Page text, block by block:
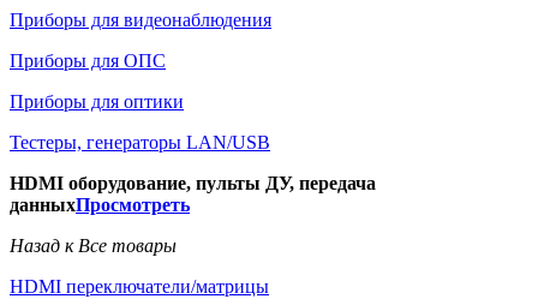
Приборы для видеонаблюдения
Приборы для ОПС
Приборы для оптики
Тестеры, генераторы LAN/USB
HDMI оборудование, пульты ДУ, передача
данныхПросмотреть
Назад к Все товары
HDMI переключатели/матрицы